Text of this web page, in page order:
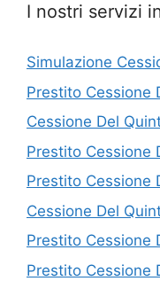
I nostri servizi
Simulazione
Prestito Cessione
Cessione Del
Prestito Cessione
Prestito Cessione
Cessione Del
Prestito Cessione
Prestito Cessione